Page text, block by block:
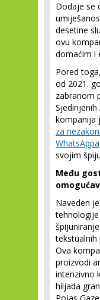
Dodaje se
desetine
ovu
domaćim i
Pored
od 2021.
zabranom
Sjedinjenih
kompanija
za
WhatsAppa
svojim
Među
Naveden
tekstualnih
Ova
proizvodi
intenzivno
hiljada